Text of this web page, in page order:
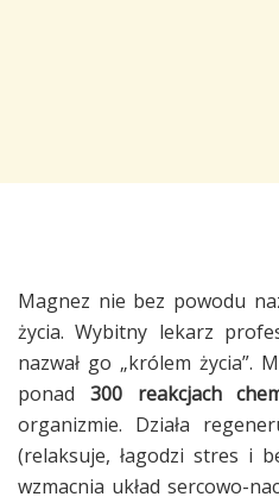
Magnez nie bez powodu
życia. Wybitny lekarz
nazwał go „królem życia”.
ponad 300 reakcjach
organizmie. Działa
(relaksuje, łagodzi stres i
wzmacnia układ sercowo-